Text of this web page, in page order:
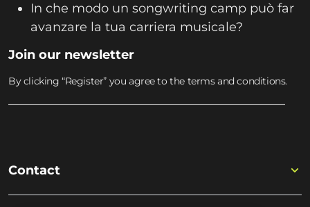
In che modo un songwriting camp può far
avanzare la tua carriera musicale?
Join our newsletter
By clicking “Register” you agree to the terms and conditions.
Contact